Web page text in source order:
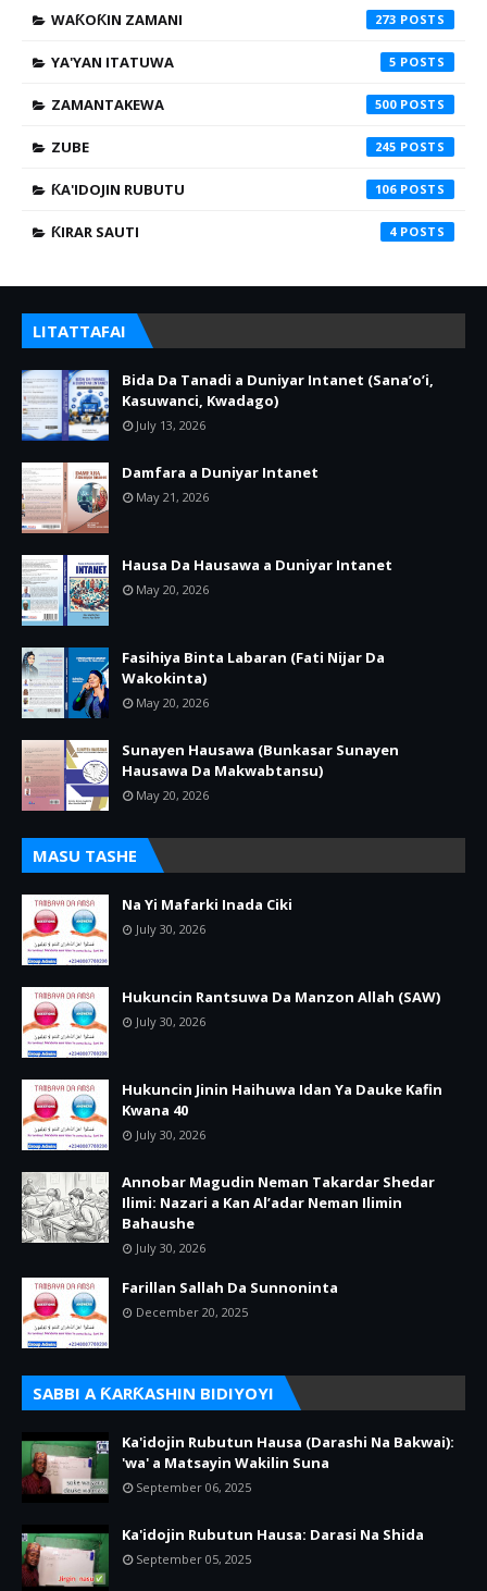
WAƘOƘIN ZAMANI 273
YA'YAN ITATUWA 5
ZAMANTAKEWA 500
ZUBE 245
ƘA'IDOJIN RUBUTU 106
ƘIRAR SAUTI 4
LITATTAFAI
Bida Da Tanadi a Duniyar Intanet (Sana’o’i,
Kasuwanci, Kwadago)
July 13, 2026
Damfara a Duniyar Intanet
May 21, 2026
Hausa Da Hausawa a Duniyar Intanet
May 20, 2026
Fasihiya Binta Labaran (Fati Nijar Da
Wakokinta)
May 20, 2026
Sunayen Hausawa (Bunkasar Sunayen
Hausawa Da Makwabtansu)
May 20, 2026
MASU TASHE
Na Yi Mafarki Inada Ciki
July 30, 2026
Hukuncin Rantsuwa Da Manzon Allah (SAW)
July 30, 2026
Hukuncin Jinin Haihuwa Idan Ya Dauke Kafin
Kwana 40
July 30, 2026
Annobar Magudin Neman Takardar Shedar
Ilimi: Nazari a Kan Al’adar Neman Ilimin
Bahaushe
July 30, 2026
Farillan Sallah Da Sunnoninta
December 20, 2025
SABBI A ƘARƘASHIN BIDIYOYI
Ka'idojin Rubutun Hausa (Darashi Na Bakwai):
'wa' a Matsayin Wakilin Suna
September 06, 2025
Ka'idojin Rubutun Hausa: Darasi Na Shida
September 05, 2025